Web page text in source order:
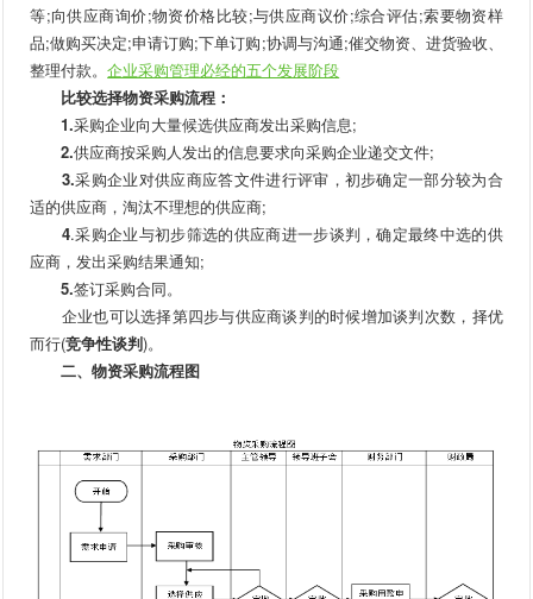
等;向供应商询价;物资价格比较;与供应商议价;综合评估;索要物资样
品;做购买决定;申请订购;下单订购;协调与沟通;催交物资、进货验收、
整理付款。企业采购管理必经的五个发展阶段
比较选择物资采购流程：
1.采购企业向大量候选供应商发出采购信息;
2.供应商按采购人发出的信息要求向采购企业递交文件;
3.采购企业对供应商应答文件进行评审，初步确定一部分较为合
适的供应商，淘汰不理想的供应商;
4.采购企业与初步筛选的供应商进一步谈判，确定最终中选的供
应商，发出采购结果通知;
5.签订采购合同。
企业也可以选择第四步与供应商谈判的时候增加谈判次数，择优
而行(竞争性谈判)。
二、物资采购流程图